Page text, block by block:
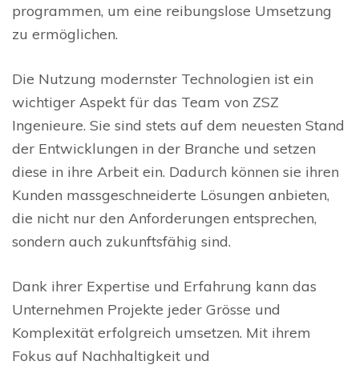
programmen, um eine reibungslose Umsetzung
zu ermöglichen.
Die Nutzung modernster Technologien ist ein
wichtiger Aspekt für das Team von ZSZ
Ingenieure. Sie sind stets auf dem neuesten Stand
der Entwicklungen in der Branche und setzen
diese in ihre Arbeit ein. Dadurch können sie ihren
Kunden massgeschneiderte Lösungen anbieten,
die nicht nur den Anforderungen entsprechen,
sondern auch zukunftsfähig sind.
Dank ihrer Expertise und Erfahrung kann das
Unternehmen Projekte jeder Grösse und
Komplexität erfolgreich umsetzen. Mit ihrem
Fokus auf Nachhaltigkeit und